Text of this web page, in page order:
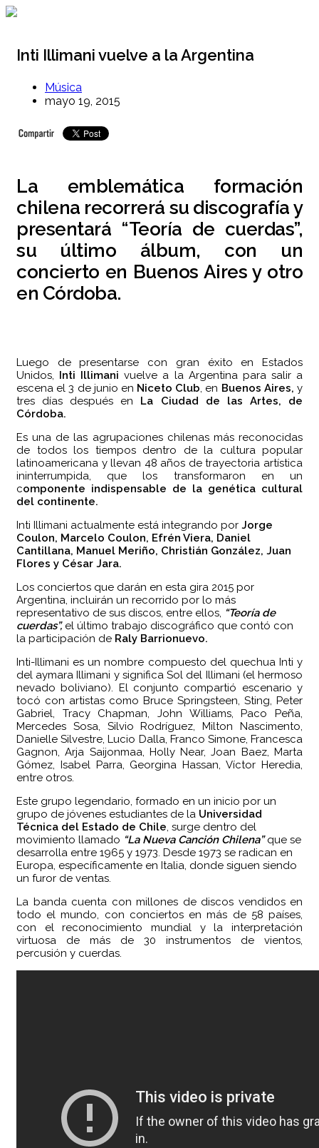
Ir
Inti Illimani vuelve a la Argentina
Música
mayo 19, 2015
La emblemática formación
chilena recorrerá su discografía y
presentará “Teoría de cuerdas”,
su último álbum, con un
concierto en Buenos Aires y otro
en Córdoba.
Luego de presentarse con gran éxito en Estados
Unidos, Inti Illimani vuelve a la Argentina para salir a
escena el 3 de junio en Niceto Club, en Buenos Aires, y
tres días después en La Ciudad de las Artes, de
Córdoba.
Es una de las agrupaciones chilenas más reconocidas
de todos los tiempos dentro de la cultura popular
latinoamericana y llevan 48 años de trayectoria artística
ininterrumpida, que los transformaron en un
componente indispensable de la genética cultural
del continente.
Inti Illimani actualmente está integrando por Jorge
Coulon, Marcelo Coulon, Efrén Viera, Daniel
Cantillana, Manuel Meriño, Christián González, Juan
Flores y César Jara.
Los conciertos que darán en esta gira 2015 por
Argentina, incluirán un recorrido por lo más
representativo de sus discos, entre ellos, “Teoría de
cuerdas”,el último trabajo discográfico que contó con
la participación de Raly Barrionuevo.
Inti-Illimani es un nombre compuesto del quechua Inti y
del aymara Illimani y significa Sol del Illimani (el hermoso
nevado boliviano). El conjunto compartió escenario y
tocó con artistas como Bruce Springsteen, Sting, Peter
Gabriel, Tracy Chapman, John Williams, Paco Peña,
Mercedes Sosa, Silvio Rodríguez, Milton Nascimento,
Danielle Silvestre, Lucio Dalla, Franco Simone, Francesca
Gagnon, Arja Saijonmaa, Holly Near, Joan Baez, Marta
Gómez, Isabel Parra, Georgina Hassan, Víctor Heredia,
entre otros.
Este grupo legendario, formado en un inicio por un
grupo de jóvenes estudiantes de la Universidad
Técnica del Estado de Chile, surge dentro del
movimiento llamado “La Nueva Canción Chilena” que se
desarrolla entre 1965 y 1973. Desde 1973 se radican en
Europa, específicamente en Italia, donde siguen siendo
un furor de ventas.
La banda cuenta con millones de discos vendidos en
todo el mundo, con conciertos en más de 58 países,
con el reconocimiento mundial y la interpretación
virtuosa de más de 30 instrumentos de vientos,
percusión y cuerdas.